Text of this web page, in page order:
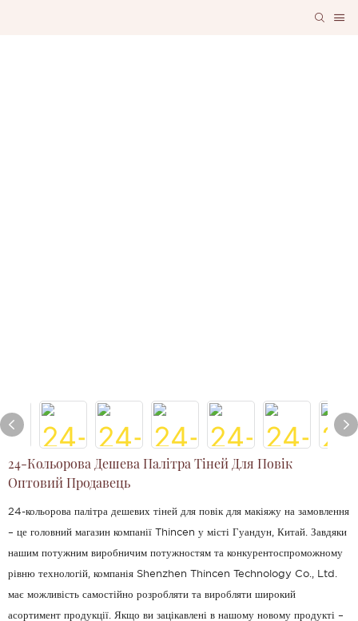
24-Кольорова Дешева Палітра Тіней Для Повік
Оптовий Продавець
24-кольорова палітра дешевих тіней для повік для макіяжу на замовлення
– це головний магазин компанії Thincen у місті Гуандун, Китай. Завдяки
нашим потужним виробничим потужностям та конкурентоспроможному
рівню технологій, компанія Shenzhen Thincen Technology Co., Ltd.
має можливість самостійно розробляти та виробляти широкий
асортимент продукції. Якщо ви зацікавлені в нашому новому продукті –